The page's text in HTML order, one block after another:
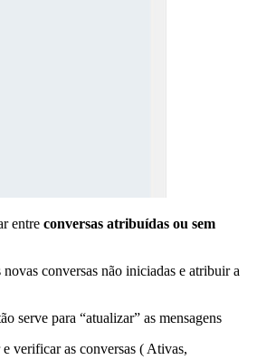
entre conversas atribuídas ou sem
conversas não iniciadas e atribuir a
serve para “atualizar” as mensagens
verificar as conversas ( Ativas,